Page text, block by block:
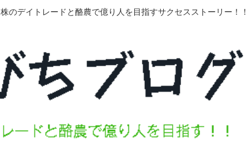
株のデイトレードと酪農で億り人を目指すサクセスストーリー！！